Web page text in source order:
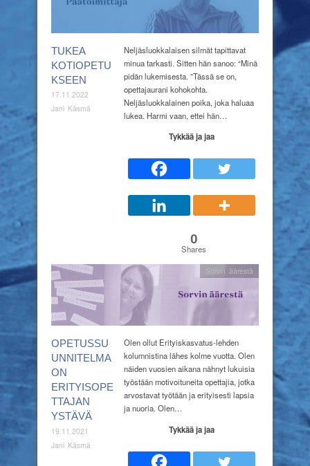
TUKEA
KOTIOPETU
KSEEN
17.11.2022
Jani Käsmä
Neljäsluokkalaisen silmät tapittavat
minua tarkasti. Sitten hän sanoo: “Minä
pidän lukemisesta. ”Tässä se on,
opettajaurani kohokohta.
Neljäsluokkalainen poika, joka haluaa
lukea. Harmi vaan, ettei hän…
Tykkää ja jaa
0
Shares
OPETUSSU
UNNITELMA
ON
ERITYISOPE
TTAJAN
YSTÄVÄ
19.11.2021
Jani Käsmä
Sorvin äärestä
Olen ollut Erityiskasvatus-lehden
kolumnistina lähes kolme vuotta. Olen
näiden vuosien aikana nähnyt lukuisia
työstään motivoituneita opettajia, jotka
arvostavat työtään ja erityisesti lapsia
ja nuoria. Olen…
Tykkää ja jaa